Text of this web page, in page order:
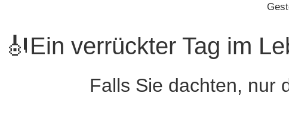
🎻Ein verrückter Tag im
Falls Sie dachten, nur